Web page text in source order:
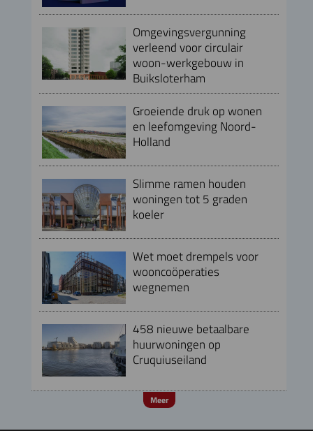
Omgevingsvergunning
verleend voor circulair
woon-werkgebouw in
Buiksloterham
Groeiende druk op wonen
en leefomgeving Noord-
Holland
Slimme ramen houden
woningen tot 5 graden
koeler
Wet moet drempels voor
wooncoöperaties
wegnemen
458 nieuwe betaalbare
huurwoningen op
Cruquiuseiland
Meer